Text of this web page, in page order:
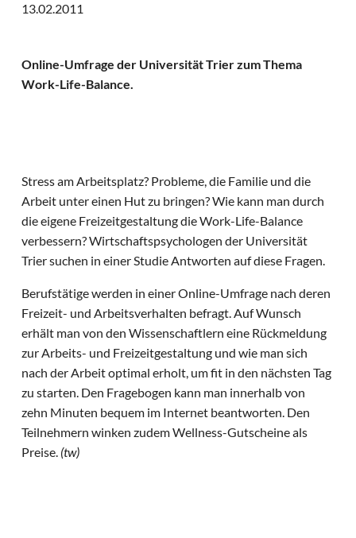
13.02.2011
Online-Umfrage der Universität Trier zum Thema
Work-Life-Balance.
Stress am Arbeitsplatz? Probleme, die Familie und die
Arbeit unter einen Hut zu bringen? Wie kann man durch
die eigene Freizeitgestaltung die Work-Life-Balance
verbessern? Wirtschaftspsychologen der Universität
Trier suchen in einer Studie Antworten auf diese Fragen.
Berufstätige werden in einer Online-Umfrage nach deren
Freizeit- und Arbeitsverhalten befragt. Auf Wunsch
erhält man von den Wissenschaftlern eine Rückmeldung
zur Arbeits- und Freizeitgestaltung und wie man sich
nach der Arbeit optimal erholt, um fit in den nächsten Tag
zu starten. Den Fragebogen kann man innerhalb von
zehn Minuten bequem im Internet beantworten. Den
Teilnehmern winken zudem Wellness-Gutscheine als
Preise. (tw)